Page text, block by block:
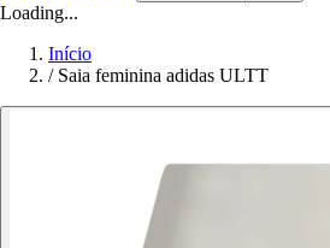
Loading...
Início
/ Saia feminina adidas ULTT